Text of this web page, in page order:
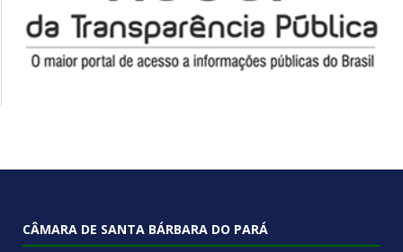
CÂMARA DE SANTA BÁRBARA DO PARÁ